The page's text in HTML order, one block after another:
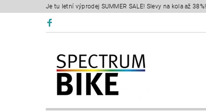
Je tu letní výprodej SUMMER SALE! Slevy na kola až 38%!